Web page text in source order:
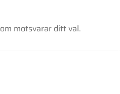
motsvarar ditt val.